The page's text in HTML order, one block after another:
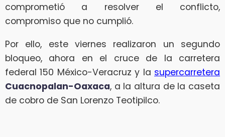
comprometió a resolver el conflicto,
compromiso que no cumplió.
Por ello, este viernes realizaron un segundo
bloqueo, ahora en el cruce de la carretera
federal 150 México-Veracruz y la supercarretera
Cuacnopalan-Oaxaca, a la altura de la caseta
de cobro de San Lorenzo Teotipilco.